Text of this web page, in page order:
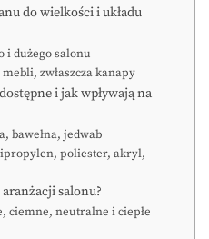
do wielkości i układu
i dużego salonu
zwłaszcza kanapy
i jak wpływają na
bawełna, jedwab
poliester, akryl,
salonu?
ciemne, neutralne i ciepłe